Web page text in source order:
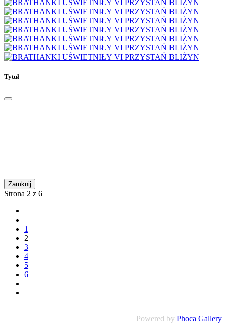
Tytuł
Zamknij
Strona 2 z 6
1
2
3
4
5
6
Powered by Phoca Gallery